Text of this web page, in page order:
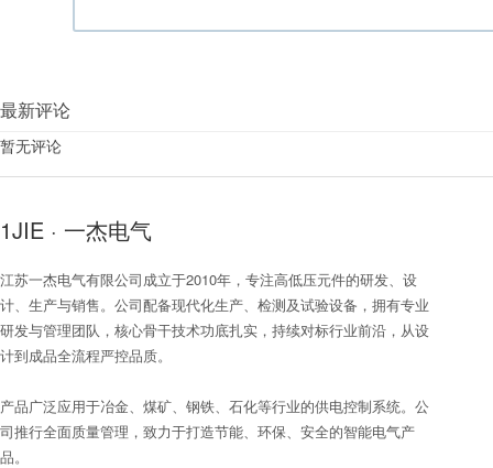
最新评论
暂无评论
1JIE · 一杰电气
江苏一杰电气有限公司成立于2010年，专注高低压元件的研发、设
计、生产与销售。公司配备现代化生产、检测及试验设备，拥有专业
研发与管理团队，核心骨干技术功底扎实，持续对标行业前沿，从设
计到成品全流程严控品质。
产品广泛应用于冶金、煤矿、钢铁、石化等行业的供电控制系统。公
司推行全面质量管理，致力于打造节能、环保、安全的智能电气产
品。